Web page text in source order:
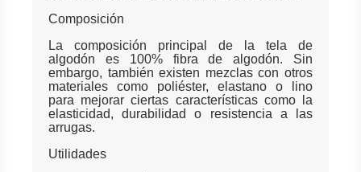
Composición
La composición principal de la tela de
algodón es 100% fibra de algodón. Sin
embargo, también existen mezclas con otros
materiales como poliéster, elastano o lino
para mejorar ciertas características como la
elasticidad, durabilidad o resistencia a las
arrugas.
Utilidades